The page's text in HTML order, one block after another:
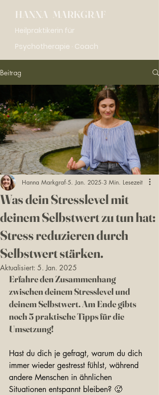
HANNA MARKGRAF
Heilpraktikerin für
Psychotherapie · Coach
Beitrag
Was dein Stresslevel mit
deinem Selbstwert zu tun hat:
Stress reduzieren durch
Selbstwert stärken.
Hanna Markgraf 5. Jan. 2025 3 Min. Lesezeit
Aktualisiert: 5. Jan. 2025
Erfahre den Zusammenhang
zwischen deinem Stresslevel und
deinem Selbstwert. Am Ende gibts
noch 5 praktische Tipps für die
Umsetzung!
Hast du dich je gefragt, warum du dich
immer wieder gestresst fühlst, während
andere Menschen in ähnlichen
Situationen entspannt bleiben? 🥵